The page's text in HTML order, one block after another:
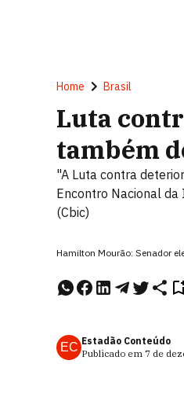
Home Brasil
Luta
também
"A Luta contra
Encontro Nacional
(Cbic)
Hamilton Mourão: Senador
EC Estadão Conteúdo
Publicado em 7 de